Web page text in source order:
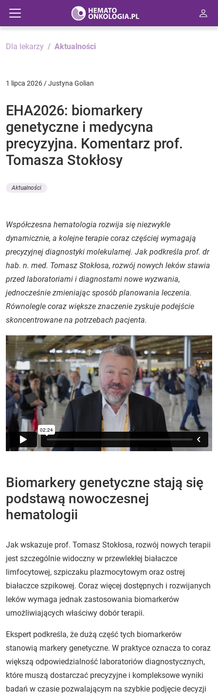
Dla lekarzy Aktualności
1 lipca 2026 / Justyna Golian
EHA2026: biomarkery
genetyczne i medycyna
precyzyjna. Komentarz prof.
Tomasza Stokłosy
Aktualności
Współczesna hematologia rozwija się niezwykle
dynamicznie, a kolejne terapie coraz częściej wymagają
precyzyjnej diagnostyki molekularnej. Jak podkreśla prof. dr
hab. n. med. Tomasz Stokłosa, rozwój nowych leków stawia
przed laboratoriami i diagnostami nowe wyzwania,
jednocześnie zmieniając sposób planowania leczenia.
Równolegle coraz większe znaczenie zyskuje podejście
skoncentrowane na potrzebach pacjenta.
Biomarkery genetyczne stają się
podstawą nowoczesnej
hematologii
Jak wskazuje prof. Tomasz Stokłosa, rozwój nowych terapii
jest szczególnie widoczny w przewlekłej białaczce
limfocytowej, szpiczaku plazmocytowym oraz ostrej
białaczce szpikowej. Coraz więcej dostępnych i rozwijanych
leków wymaga jednak zastosowania biomarkerów
umożliwiających właściwy dobór terapii.
Ekspert podkreśla, że dużą część tych biomarkerów
stanowią markery genetyczne. W praktyce oznacza to coraz
większą odpowiedzialność laboratoriów diagnostycznych,
które muszą dostarczać precyzyjne i kompleksowe wyniki
badań w czasie pozwalającym na szybkie podjęcie decyzji